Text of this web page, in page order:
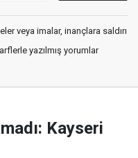
veya imalar, inançlara saldırı
yazılmış yorumlar
Kayseri